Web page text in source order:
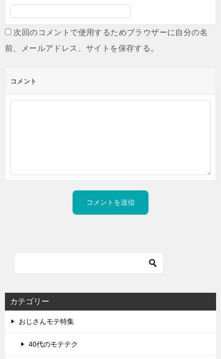
次回のコメントで使用するためブラウザーに自分の名
前、メールアドレス、サイトを保存する。
コメント
カテゴリー
おじさんモテ特集
40代のモテテク